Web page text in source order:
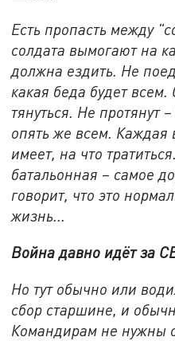
Есть пропасть между
солдата вымогают на
должна ездить. Не
какая беда будет
тянуться. Не протянут
опять же всем. Каждая
имеет, на что
батальонная – самое
говорит, что это
жизнь...
Война давно идёт за
Но тут обычно или
сбор старшине, и
Командирам не нужны